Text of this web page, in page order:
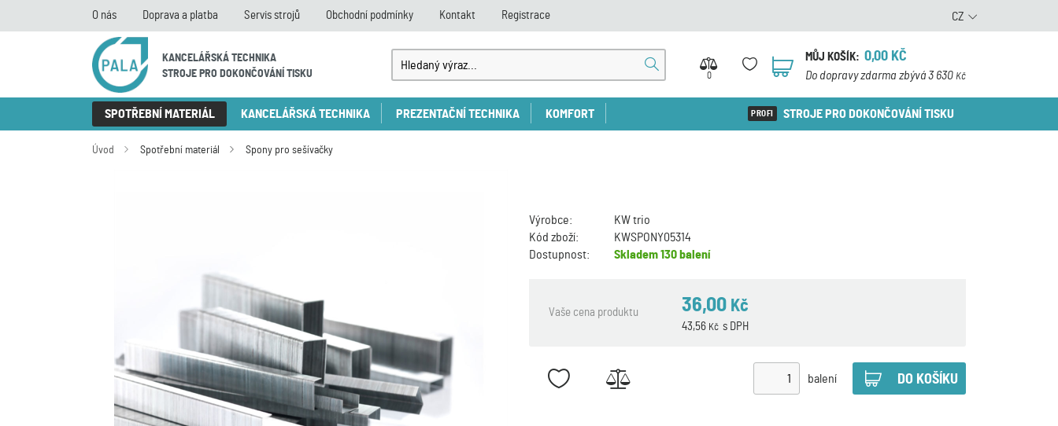
O nás Doprava a platba Servis strojů Obchodní podmínky Kontakt Registrace CZ
KANCELÁŘSKÁ TECHNIKA
STROJE PRO DOKONČOVÁNÍ TISKU
0
0
MŮJ KOŠÍK: 0,00 KČ
Do dopravy zdarma zbývá 3 630 Kč
SPOTŘEBNÍ MATERIÁL KANCELÁŘSKÁ TECHNIKA PREZENTAČNÍ TECHNIKA KOMFORT STROJE PRO DOKONČOVÁNÍ TISKU
Úvod Spotřební materiál Spony pro sešívačky
Výrobce:
KW trio
Kód zboží:
KWSPONY05314
Dostupnost:
Skladem130 balení
Vaše cena produktu 36,00 Kč
s DPH
43,56 Kč
balení